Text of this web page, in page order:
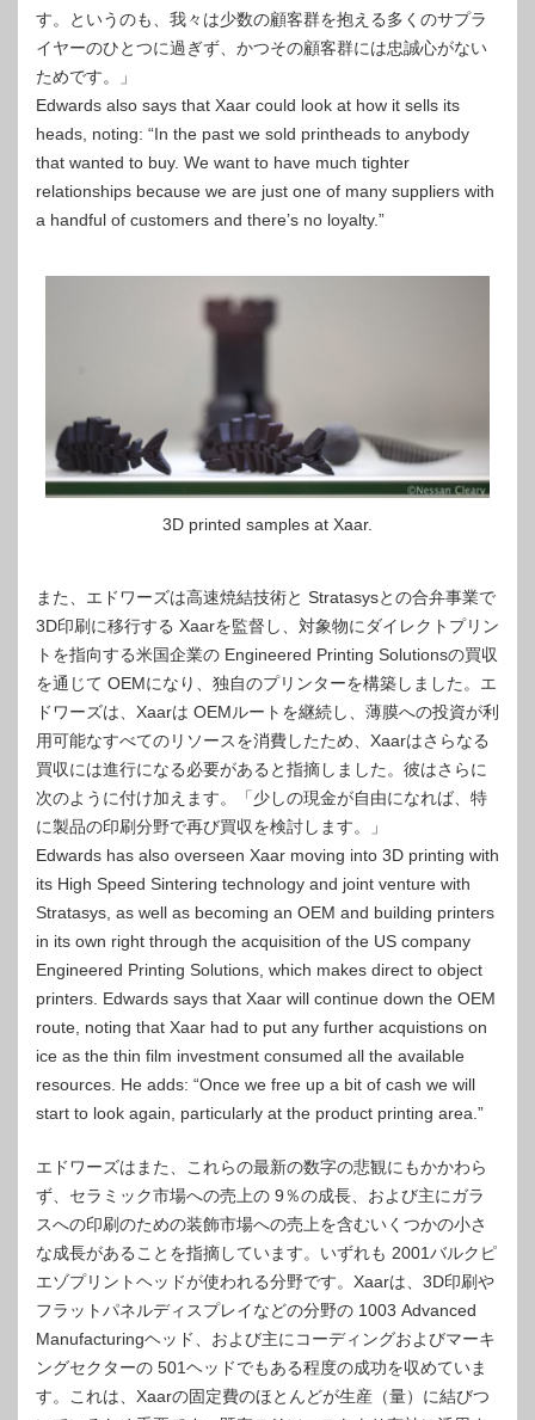
す。というのも、我々は少数の顧客群を抱える多くのサプラ
イヤーのひとつに過ぎず、かつその顧客群には忠誠心がない
ためです。」
Edwards also says that Xaar could look at how it sells its
heads, noting: “In the past we sold printheads to anybody
that wanted to buy. We want to have much tighter
relationships because we are just one of many suppliers with
a handful of customers and there’s no loyalty.”
3D printed samples at Xaar.
また、エドワーズは高速焼結技術と Stratasysとの合弁事業で
3D印刷に移行する Xaarを監督し、対象物にダイレクトプリン
トを指向する米国企業の Engineered Printing Solutionsの買収
を通じて OEMになり、独自のプリンターを構築しました。エ
ドワーズは、Xaarは OEMルートを継続し、薄膜への投資が利
用可能なすべてのリソースを消費したため、Xaarはさらなる
買収には進行になる必要があると指摘しました。彼はさらに
次のように付け加えます。「少しの現金が自由になれば、特
に製品の印刷分野で再び買収を検討します。」
Edwards has also overseen Xaar moving into 3D printing with
its High Speed Sintering technology and joint venture with
Stratasys, as well as becoming an OEM and building printers
in its own right through the acquisition of the US company
Engineered Printing Solutions, which makes direct to object
printers. Edwards says that Xaar will continue down the OEM
route, noting that Xaar had to put any further acquistions on
ice as the thin film investment consumed all the available
resources. He adds: “Once we free up a bit of cash we will
start to look again, particularly at the product printing area.”
エドワーズはまた、これらの最新の数字の悲観にもかかわら
ず、セラミック市場への売上の 9％の成長、および主にガラ
スへの印刷のための装飾市場への売上を含むいくつかの小さ
な成長があることを指摘しています。いずれも 2001バルクピ
エゾプリントヘッドが使われる分野です。Xaarは、3D印刷や
フラットパネルディスプレイなどの分野の 1003 Advanced
Manufacturingヘッド、および主にコーディングおよびマーキ
ングセクターの 501ヘッドでもある程度の成功を収めていま
す。これは、Xaarの固定費のほとんどが生産（量）に結びつ